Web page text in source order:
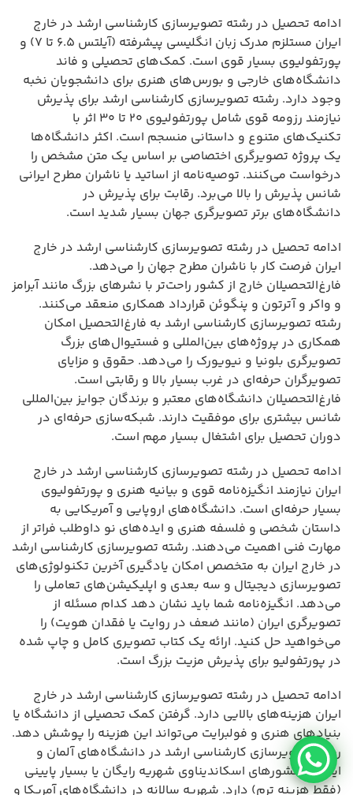
ادامه تحصیل در رشته تصویرسازی کارشناسی ارشد در خارج
ایران مستلزم مدرک زبان انگلیسی پیشرفته (آیلتس ۶.۵ تا ۷) و
پورتفولیوی بسیار قوی است. کمک‌های تحصیلی و فاند
دانشگاه‌های خارجی و بورس‌های هنری برای دانشجویان نخبه
وجود دارد. رشته تصویرسازی کارشناسی ارشد برای پذیرش
نیازمند رزومه قوی شامل پورتفولیوی ۲۰ تا ۳۰ اثر با
تکنیک‌های متنوع و داستانی منسجم است. اکثر دانشگاه‌ها
یک پروژه تصویرگری اختصاصی بر اساس یک متن مشخص را
درخواست می‌کنند. توصیه‌نامه از اساتید یا ناشران مطرح ایرانی
شانس پذیرش را بالا می‌برد. رقابت برای پذیرش در
دانشگاه‌های برتر تصویرگری جهان بسیار شدید است.
ادامه تحصیل در رشته تصویرسازی کارشناسی ارشد در خارج
ایران فرصت کار با ناشران مطرح جهان را می‌دهد.
فارغ‌التحصیلان خارج از کشور راحت‌تر با نشرهای بزرگ مانند آبرامز
و واکر و آترتون و پنگوئن قرارداد همکاری منعقد می‌کنند.
رشته تصویرسازی کارشناسی ارشد به فارغ‌التحصیل امکان
همکاری در پروژه‌های بین‌المللی و فستیوال‌های بزرگ
تصویرگری بلونیا و نیویورک را می‌دهد. حقوق و مزایای
تصویرگران حرفه‌ای در غرب بسیار بالا و رقابتی است.
فارغ‌التحصیلان دانشگاه‌های معتبر و برندگان جوایز بین‌المللی
شانس بیشتری برای موفقیت دارند. شبکه‌سازی حرفه‌ای در
دوران تحصیل برای اشتغال بسیار مهم است.
ادامه تحصیل در رشته تصویرسازی کارشناسی ارشد در خارج
ایران نیازمند انگیزه‌نامه قوی و بیانیه هنری و پورتفولیوی
بسیار حرفه‌ای است. دانشگاه‌های اروپایی و آمریکایی به
داستان شخصی و فلسفه هنری و ایده‌های نو داوطلب فراتر از
مهارت فنی اهمیت می‌دهند. رشته تصویرسازی کارشناسی ارشد
در خارج ایران به متخصص امکان یادگیری آخرین تکنولوژی‌های
تصویرسازی دیجیتال و سه بعدی و اپلیکیشن‌های تعاملی را
می‌دهد. انگیزه‌نامه شما باید نشان دهد کدام مسئله از
تصویرگری ایران (مانند ضعف در روایت یا فقدان هویت) را
می‌خواهید حل کنید. ارائه یک کتاب تصویری کامل و چاپ شده
در پورتفولیو برای پذیرش مزیت بزرگ است.
ادامه تحصیل در رشته تصویرسازی کارشناسی ارشد در خارج
ایران هزینه‌های بالایی دارد. گرفتن کمک تحصیلی از دانشگاه یا
بنیادهای هنری و فولبرایت می‌تواند این هزینه را پوشش دهد.
رشته تصویرسازی کارشناسی ارشد در دانشگاه‌های آلمان و
ایتالیا و کشورهای اسکاندیناوی شهریه رایگان یا بسیار پایینی
(فقط هزینه ترم) دارد. شهریه سالانه در دانشگاه‌های آمریکا و